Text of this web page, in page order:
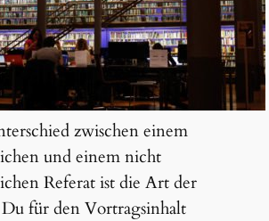
zwischen einem
und einem nicht
Referat ist die Art der
für den Vortragsinhalt